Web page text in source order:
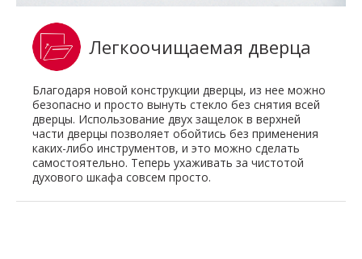
Легкоочищаемая дверца
Благодаря новой конструкции дверцы, из нее можно
безопасно и просто вынуть стекло без снятия всей
дверцы. Использование двух защелок в верхней
части дверцы позволяет обойтись без применения
каких-либо инструментов, и это можно сделать
самостоятельно. Теперь ухаживать за чистотой
духового шкафа совсем просто.